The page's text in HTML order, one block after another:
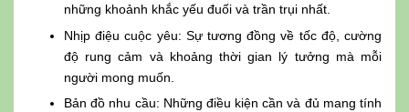
những khoảnh khắc yếu đuối và trần trụi nhất.
Nhịp điệu cuộc yêu: Sự tương đồng về tốc độ, cường
độ rung cảm và khoảng thời gian lý tưởng mà mỗi
người mong muốn.
Bản đồ nhu cầu: Những điều kiện cần và đủ mang tính